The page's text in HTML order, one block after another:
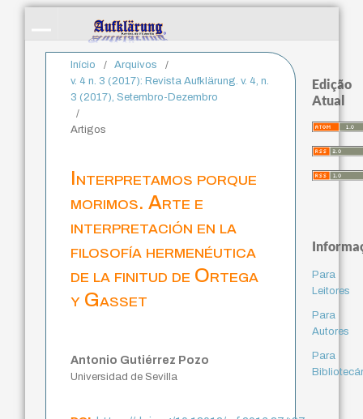
Início / Arquivos
/
v. 4 n. 3 (2017): Revista Aufklärung. v. 4, n.
3 (2017), Setembro-Dezembro
/
Artigos
Interpretamos porque
morimos. Arte e
interpretación en la
filosofía hermenéutica
de la finitud de Ortega
y Gasset
Antonio Gutiérrez Pozo
Universidad de Sevilla
Edição
Atual
Para
Leitores
Para
Autores
Para